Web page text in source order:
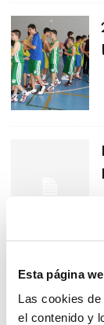
Esta página
Las cookies
el contenido y